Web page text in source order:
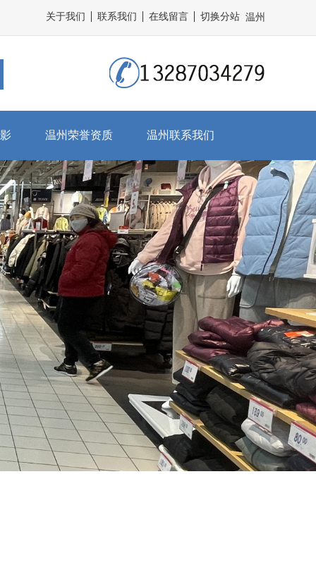
关于我们 联系我们 在线留言 温州
切换分站
温州荣誉资质 温州联系我们